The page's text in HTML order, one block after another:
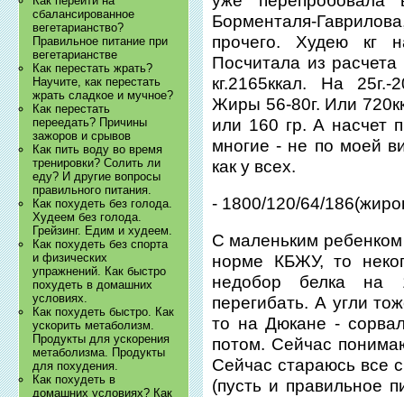
сбалансированное
вегетарианство?
Правильное питание при
вегетарианстве
Как перестать жрать?
Научите, как перестать
жрать сладкое и мучное?
Как перестать
переедать? Причины
зажоров и срывов
Как пить воду во время
тренировки? Солить ли
еду? И другие вопросы
правильного питания.
Как похудеть без голода.
Худеем без голода.
Грейзинг. Едим и худеем.
Как похудеть без спорта
и физических
упражнений. Как быстро
похудеть в домашних
условиях.
Как похудеть быстро. Как
ускорить метаболизм.
Продукты для ускорения
метаболизма. Продукты
для похудения.
Как похудеть в
домашних условиях? Как
Борменталя-
прочего. Худею кг
Посчитала из
кг.2165ккал. На 25г.-
Жиры 56-80г. Или
или 160 гр. А насчет
многие - не по моей
как у всех.
- 1800/120/64/
С маленьким
норме КБЖУ, то
недобор белка на
перегибать. А угли
то на Дюкане -
потом. Сейчас
Сейчас стараюсь все
(пусть и правильное